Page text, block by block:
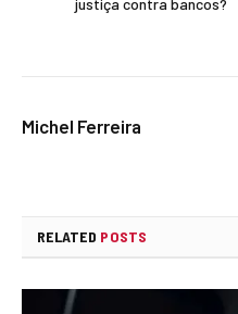
Michel Ferreira
RELATED POSTS